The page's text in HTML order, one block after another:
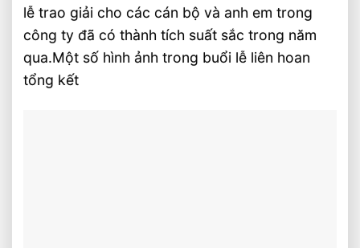
lễ trao giải cho các cán bộ và anh em trong
công ty đã có thành tích suất sắc trong năm
qua.Một số hình ảnh trong buổi lễ liên hoan
tổng kết